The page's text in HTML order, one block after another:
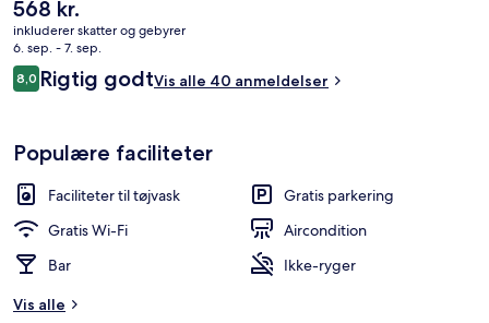
Den
nuværende
pris
er
568 kr.
568 kr.
inkluderer skatter og gebyrer
6. sep. - 7. sep.
Anmeldelser
8,08,0 ud af 10.
Rigtig godtVis alle 40 anmeldelser
Populære faciliteter
Faciliteter til tøjvask
Gratis parkering
Gratis Wi-Fi
Aircondition
Bar
Ikke-ryger
Vis alle